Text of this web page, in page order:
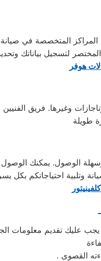
المتخصصة في صيانة
هوفر
الوصول. يمكنك الوصول
عليك تقديم معلومات